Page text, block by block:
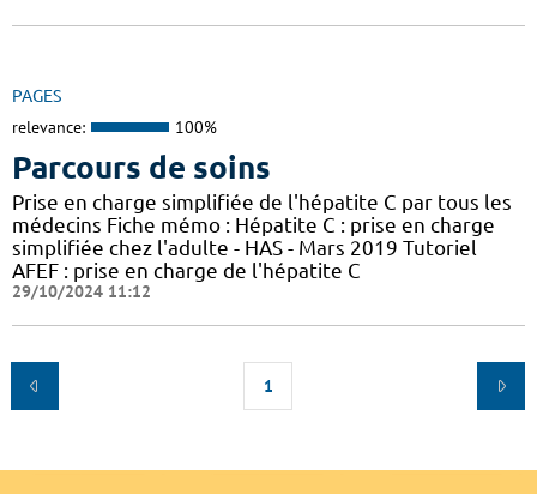
PAGES
relevance: 100%
Parcours de soins
Prise en charge simplifiée de l'hépatite C par tous les
médecins Fiche mémo : Hépatite C : prise en charge
simplifiée chez l'adulte - HAS - Mars 2019 Tutoriel
AFEF : prise en charge de l'hépatite C
29/10/2024 11:12
1